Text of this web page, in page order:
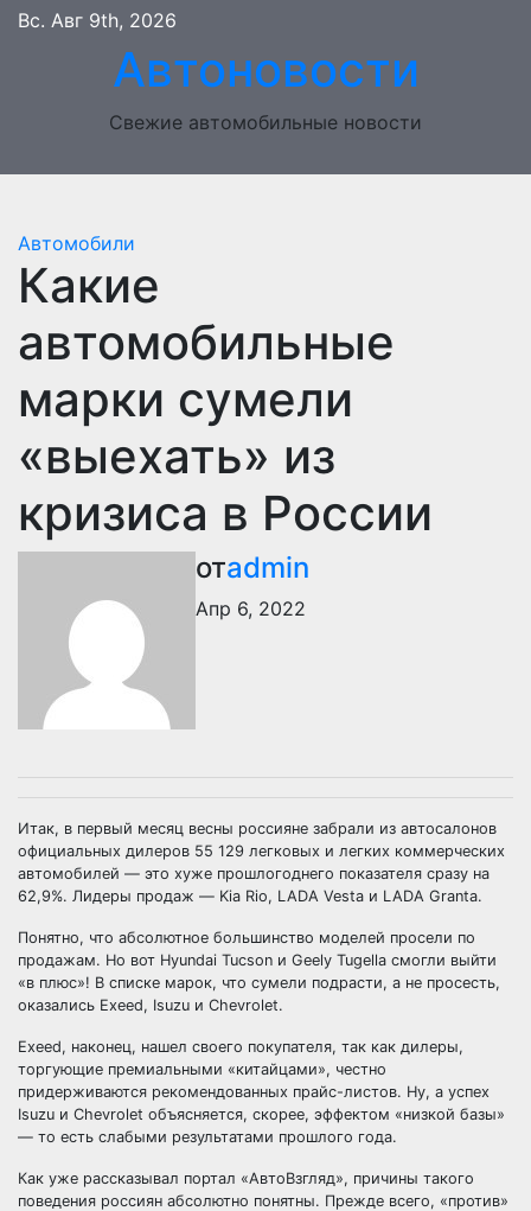
Перейти
содержимому
Вс. Авг 9th, 2026
Автоновости
Свежие автомобильные новости
Автомобили
Какие
автомобильные
марки сумели
«выехать» из
кризиса в России
отadmin
Апр 6, 2022
Итак, в первый месяц весны россияне забрали из автосалонов
официальных дилеров 55 129 легковых и легких коммерческих
автомобилей — это хуже прошлогоднего показателя сразу на
62,9%. Лидеры продаж — Kia Rio, LADA Vesta и LADA Granta.
Понятно, что абсолютное большинство моделей просели по
продажам. Но вот Hyundai Tucson и Geely Tugella смогли выйти
«в плюс»! В списке марок, что сумели подрасти, а не просесть,
оказались Exeed, Isuzu и Chevrolet.
Exeed, наконец, нашел своего покупателя, так как дилеры,
торгующие премиальными «китайцами», честно
придерживаются рекомендованных прайс-листов. Ну, а успех
Isuzu и Chevrolet объясняется, скорее, эффектом «низкой базы»
— то есть слабыми результатами прошлого года.
Как уже рассказывал портал «АвтоВзгляд», причины такого
поведения россиян абсолютно понятны. Прежде всего, «против»